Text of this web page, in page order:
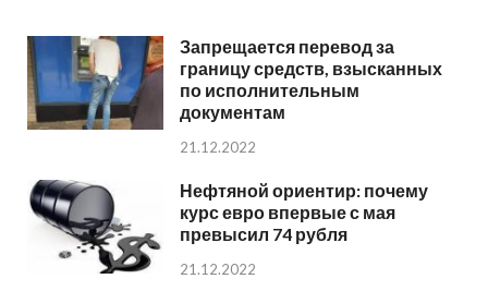
Запрещается перевод за
границу средств, взысканных
по исполнительным
документам
21.12.2022
Нефтяной ориентир: почему
курс евро впервые с мая
превысил 74 рубля
21.12.2022